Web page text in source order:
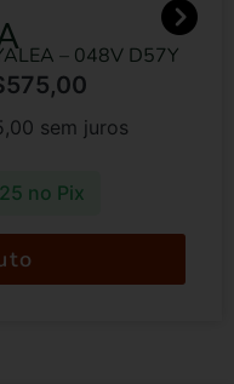
– 048V D57Y
575,00
sem juros
no Pix